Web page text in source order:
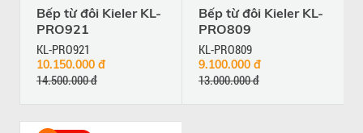
Bếp từ đôi Kieler KL-
PRO921
KL-PRO921
10.150.000 đ
14.500.000 đ
Bếp từ đôi Kieler KL-
PRO809
KL-PRO809
9.100.000 đ
13.000.000 đ